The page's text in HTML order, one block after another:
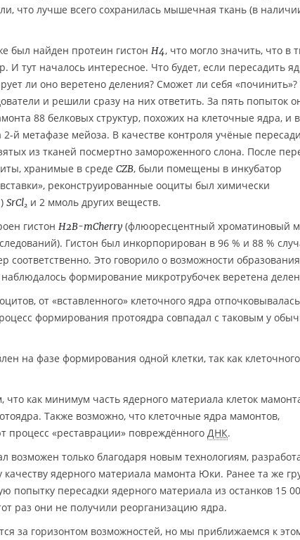
что лучше всего сохранилась мышечная ткань (в
был найден протеин гистон H4, что могло значить, что в
И тут началось интересное. Что будет, если пересадить
ли оно веретено деления? Сможет ли себя «починить»?
и решили сразу на них ответить. За пять попыток
88 белковых структур, похожих на клеточные ядра, и
метафазе мейоза. В качестве контроля учёные
из тканей посмертно замороженного слона. После
хранимые в среде CZB, были помещены в инкубатор
реконструированные ооциты был химически
SrCl2 и 2 ммоль других веществ.
гистон H2B-mCherry (флюоресцентный хроматиновый
Гистон был инкорпорирован в 96 % и 88 %
соответственно. Это говорило о возможности образования
наблюдалось формирование микротрубочек веретена
от «вставленного» клеточного ядра отпочковывалась
формирования протоядра совпадал с таковым у
на фазе формирования одной клетки, так как клеточного
что как минимум часть ядерного материала клеток
Также возможно, что клеточные ядра мамонтов,
«реставрации» повреждённого ДНК.
возможен только благодаря новым технологиям,
качеству ядерного материала мамонта Юки. Ранее та же
попытку пересадки ядерного материала из останков 15
раз они не получили реорганизацию ядра.
за горизонтом возможностей, но мы приближаемся к